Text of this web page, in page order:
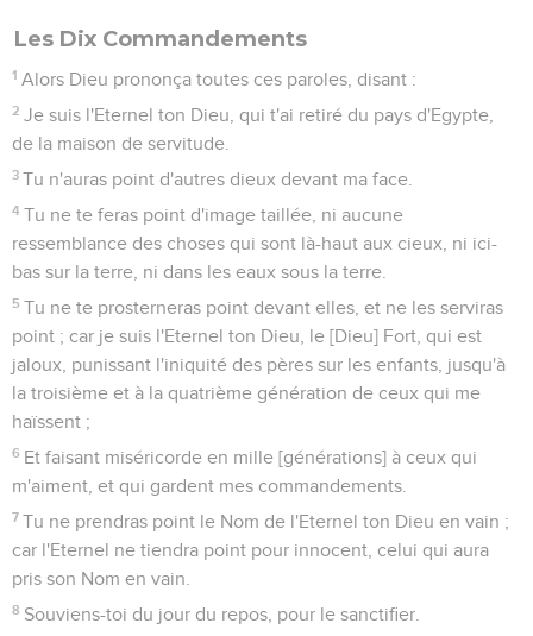
Les Dix Commandements
1 Alors Dieu prononça toutes ces paroles, disant :
2 Je suis l'Eternel ton Dieu, qui t'ai retiré du pays d'Egypte,
de la maison de servitude.
3 Tu n'auras point d'autres dieux devant ma face.
4 Tu ne te feras point d'image taillée, ni aucune
ressemblance des choses qui sont là-haut aux cieux, ni ici-
bas sur la terre, ni dans les eaux sous la terre.
5 Tu ne te prosterneras point devant elles, et ne les serviras
point ; car je suis l'Eternel ton Dieu, le [Dieu] Fort, qui est
jaloux, punissant l'iniquité des pères sur les enfants, jusqu'à
la troisième et à la quatrième génération de ceux qui me
haïssent ;
6 Et faisant miséricorde en mille [générations] à ceux qui
m'aiment, et qui gardent mes commandements.
7 Tu ne prendras point le Nom de l'Eternel ton Dieu en vain ;
car l'Eternel ne tiendra point pour innocent, celui qui aura
pris son Nom en vain.
8 Souviens-toi du jour du repos, pour le sanctifier.